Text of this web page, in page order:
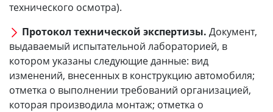
технического осмотра).
Протокол технической экспертизы. Документ,
выдаваемый испытательной лабораторией, в
котором указаны следующие данные: вид
изменений, внесенных в конструкцию автомобиля;
отметка о выполнении требований организацией,
которая производила монтаж; отметка о